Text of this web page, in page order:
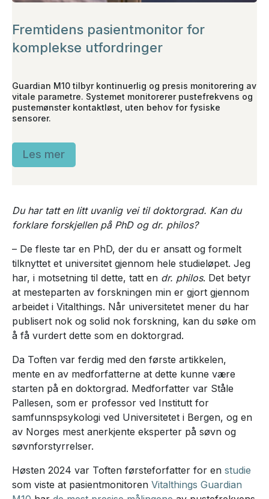
Fremtidens pasientmonitor for
komplekse utfordringer
Guardian M10 tilbyr kontinuerlig og presis monitorering av
vitale parametre. Systemet monitorerer pustefrekvens og
pustemønster kontaktløst, uten behov for fysiske
sensorer.
Les mer
Du har tatt en litt uvanlig vei til doktorgrad. Kan du
forklare forskjellen på PhD og dr. philos?
– De fleste tar en PhD, der du er ansatt og formelt
tilknyttet et universitet gjennom hele studieløpet. Jeg
har, i motsetning til dette, tatt en dr. philos. Det betyr
at mesteparten av forskningen min er gjort gjennom
arbeidet i Vitalthings. Når universitetet mener du har
publisert nok og solid nok forskning, kan du søke om
å få vurdert dette som en doktorgrad.
Da Toften var ferdig med den første artikkelen,
mente en av medforfatterne at dette kunne være
starten på en doktorgrad. Medforfatter var Ståle
Pallesen, som er professor ved Institutt for
samfunnspsykologi ved Universitetet i Bergen, og en
av Norges mest anerkjente eksperter på søvn og
søvnforstyrrelser.
Høsten 2024 var Toften førsteforfatter for en studie
som viste at pasientmonitoren Vitalthings Guardian